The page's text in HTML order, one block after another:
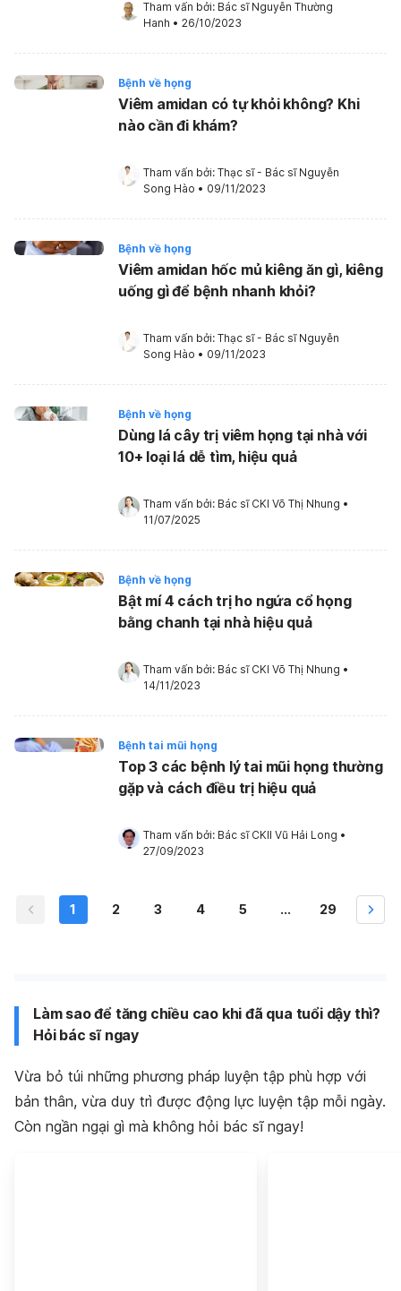
Tham vấn bởi: Bác sĩ Nguyễn Thường
Hanh • 26/10/2023
Bệnh về họng
Viêm amidan có tự khỏi không? Khi
nào cần đi khám?
Tham vấn bởi: Thạc sĩ - Bác sĩ Nguyễn
Song Hào • 09/11/2023
Bệnh về họng
Viêm amidan hốc mủ kiêng ăn gì, kiêng
uống gì để bệnh nhanh khỏi?
Tham vấn bởi: Thạc sĩ - Bác sĩ Nguyễn
Song Hào • 09/11/2023
Bệnh về họng
Dùng lá cây trị viêm họng tại nhà với
10+ loại lá dễ tìm, hiệu quả
Tham vấn bởi: Bác sĩ CKI Võ Thị Nhung •
11/07/2025
Bệnh về họng
Bật mí 4 cách trị ho ngứa cổ họng
bằng chanh tại nhà hiệu quả
Tham vấn bởi: Bác sĩ CKI Võ Thị Nhung •
14/11/2023
Bệnh tai mũi họng
Top 3 các bệnh lý tai mũi họng thường
gặp và cách điều trị hiệu quả
Tham vấn bởi: Bác sĩ CKII Vũ Hải Long •
27/09/2023
1 2 3 4 5 ... 29
Làm sao để tăng chiều cao khi đã qua tuổi dậy thì?
Hỏi bác sĩ ngay
Vừa bỏ túi những phương pháp luyện tập phù hợp với
bản thân, vừa duy trì được động lực luyện tập mỗi ngày.
Còn ngần ngại gì mà không hỏi bác sĩ ngay!